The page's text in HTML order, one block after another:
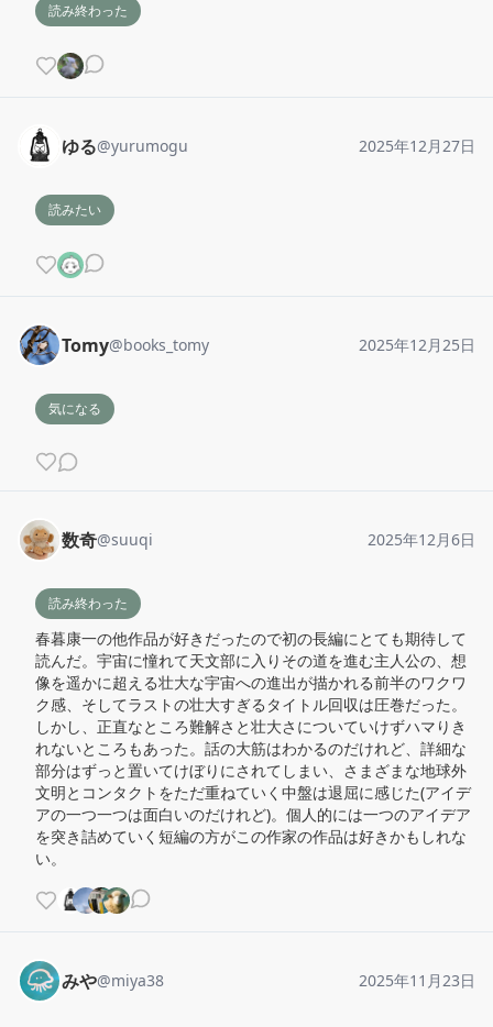
読み終わった
ゆる@yurumogu 2025年12月27日
読みたい
Tomy@books_tomy 2025年12月25日
気になる
数奇@suuqi 2025年12月6日
読み終わった
春暮康一の他作品が好きだったので初の長編にとても期待して
読んだ。宇宙に憧れて天文部に入りその道を進む主人公の、想
像を遥かに超える壮大な宇宙への進出が描かれる前半のワクワ
ク感、そしてラストの壮大すぎるタイトル回収は圧巻だった。
しかし、正直なところ難解さと壮大さについていけずハマりき
れないところもあった。話の大筋はわかるのだけれど、詳細な
部分はずっと置いてけぼりにされてしまい、さまざまな地球外
文明とコンタクトをただ重ねていく中盤は退屈に感じた(アイデ
アの一つ一つは面白いのだけれど)。個人的には一つのアイデア
を突き詰めていく短編の方がこの作家の作品は好きかもしれな
い。
みや@miya38 2025年11月23日